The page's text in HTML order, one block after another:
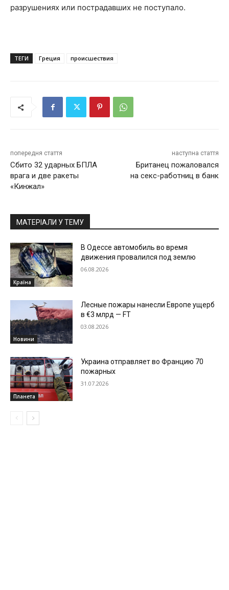
разрушениях или пострадавших не поступало.
ТЕГИ Греция происшествия
попередня стаття
Сбито 32 ударных БПЛА
врага и две ракеты
«Кинжал»
наступна стаття
Британец пожаловался
на секс-работниц в банк
МАТЕРІАЛИ У ТЕМУ
Країна
В Одессе автомобиль во время
движения провалился под землю
06.08.2026
Новини
Лесные пожары нанесли Европе ущерб
в €3 млрд — FT
03.08.2026
Планета
Украина отправляет во Францию 70
пожарных
31.07.2026